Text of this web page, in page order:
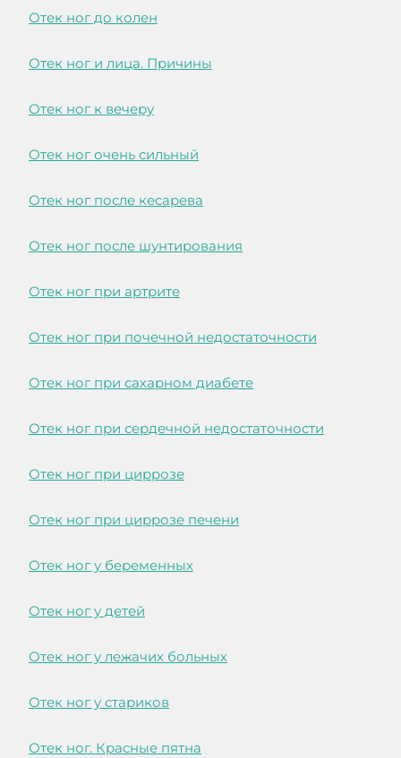
Отек ног до колен
Отек ног и лица. Причины
Отек ног к вечеру
Отек ног очень сильный
Отек ног после кесарева
Отек ног после шунтирования
Отек ног при артрите
Отек ног при почечной недостаточности
Отек ног при сахарном диабете
Отек ног при сердечной недостаточности
Отек ног при циррозе
Отек ног при циррозе печени
Отек ног у беременных
Отек ног у детей
Отек ног у лежачих больных
Отек ног у стариков
Отек ног. Красные пятна